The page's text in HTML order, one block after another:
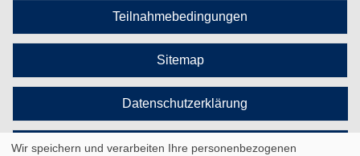
Teilnahmebedingungen
Sitemap
Datenschutzerklärung
Cookie Einstellungen
Wir speichern und verarbeiten Ihre personenbezogenen